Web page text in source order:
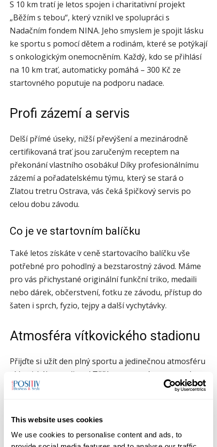
This website uses cookies
We use cookies to personalise content and ads, to
S 10 km tratí je letos spojen i charitativní projekt
„Běžím s tebou“, který vznikl ve spolupráci s
Nadačním fondem NINA. Jeho smyslem je spojit lásku
ke sportu s pomocí dětem a rodinám, které se potýkají
s onkologickým onemocněním. Každý, kdo se přihlásí
na 10 km trať, automaticky pomáhá – 300 Kč ze
startovného poputuje na podporu nadace.
Profi zázemí a servis
Delší přímé úseky, nižší převýšení a mezinárodně
certifikovaná trať jsou zaručeným receptem na
překonání vlastního osobáku! Díky profesionálnímu
zázemí a pořadatelskému týmu, který se stará o
Zlatou tretru Ostrava, vás čeká špičkový servis po
celou dobu závodu.
Co je ve startovním balíčku
Také letos získáte v ceně startovacího balíčku vše
potřebné pro pohodlný a bezstarostný závod. Máme
pro vás přichystané originální funkční triko, medaili
nebo dárek, občerstvení, fotku ze závodu, přístup do
šaten i sprch, fyzio, tejpy a další vychytávky.
Atmosféra vítkovického stadionu
Přijďte si užít den plný sportu a jedinečnou atmosféru
vítkovického stadionu! Těšíme se na vás na startu!
TAGS 10 km běžecký závod Běžím s tebou
Emil Zátopek